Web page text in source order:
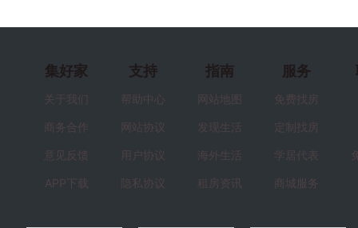
集好家
关于我们
商务合作
意见反馈
APP下载
支持
帮助中心
网站协议
用户协议
隐私协议
指南
网站地图
发现生活
海外生活
租房资讯
服务
免费找房
定制找房
学居代表
商城服务